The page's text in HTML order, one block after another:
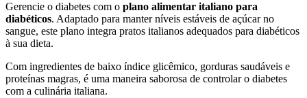
Gerencie o diabetes com o plano alimentar italiano para
diabéticos. Adaptado para manter níveis estáveis de açúcar no
sangue, este plano integra pratos italianos adequados para diabéticos
à sua dieta.
Com ingredientes de baixo índice glicêmico, gorduras saudáveis e
proteínas magras, é uma maneira saborosa de controlar o diabetes
com a culinária italiana.